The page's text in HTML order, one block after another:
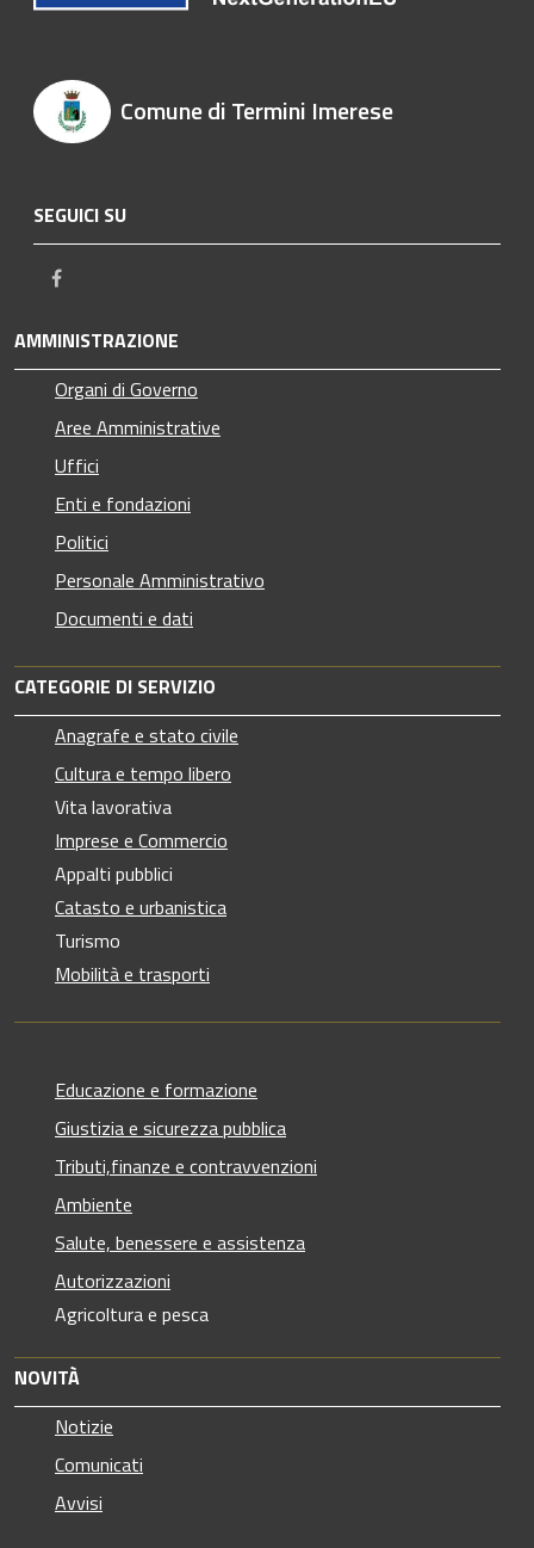
Comune di Termini Imerese
SEGUICI SU
AMMINISTRAZIONE
Organi di Governo
Aree Amministrative
Uffici
Enti e fondazioni
Politici
Personale Amministrativo
Documenti e dati
CATEGORIE DI SERVIZIO
Anagrafe e stato civile
Cultura e tempo libero
Vita lavorativa
Imprese e Commercio
Appalti pubblici
Catasto e urbanistica
Turismo
Mobilità e trasporti
Educazione e formazione
Giustizia e sicurezza pubblica
Tributi,finanze e contravvenzioni
Ambiente
Salute, benessere e assistenza
Autorizzazioni
Agricoltura e pesca
NOVITÀ
Notizie
Comunicati
Avvisi